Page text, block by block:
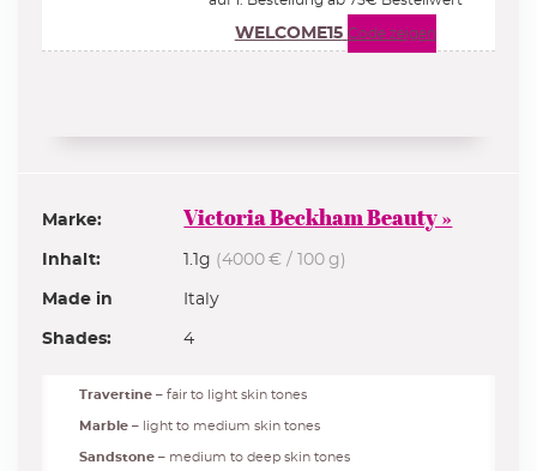
WELCOME15 Code zeigen
Marke: Victoria Beckham Beauty »
Inhalt: 1.1g (4000 € / 100 g)
Made in Italy
Shades: 4
Travertine– fair to light skin tones
Marble– light to medium skin tones
Sandstone– medium to deep skin tones